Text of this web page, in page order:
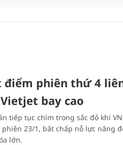
điểm phiên thứ 4
bay cao
tiếp tục chìm trong sắc đỏ khi
23/1, bất chấp nỗ lực nâng
lớn.